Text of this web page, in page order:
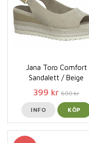
Jana Toro Comfort
Sandalett / Beige
399 kr 600 kr
INFO KÖP